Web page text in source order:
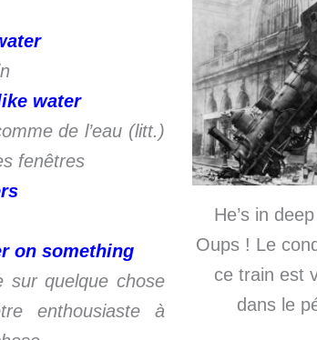
He’s in
Oups ! Le
ce train est
dans le
water
de l’eau (litt.)
fenêtres
on something
sur quelque chose
enthousiaste à